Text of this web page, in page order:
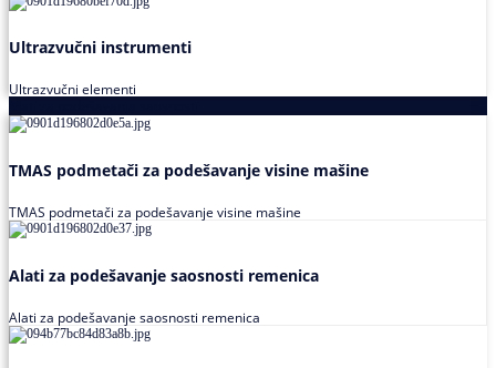
Ultrazvučni instrumenti
Ultrazvučni elementi
TMAS podmetači za podešavanje visine mašine
TMAS podmetači za podešavanje visine mašine
Alati za podešavanje saosnosti remenica
Alati za podešavanje saosnosti remenica